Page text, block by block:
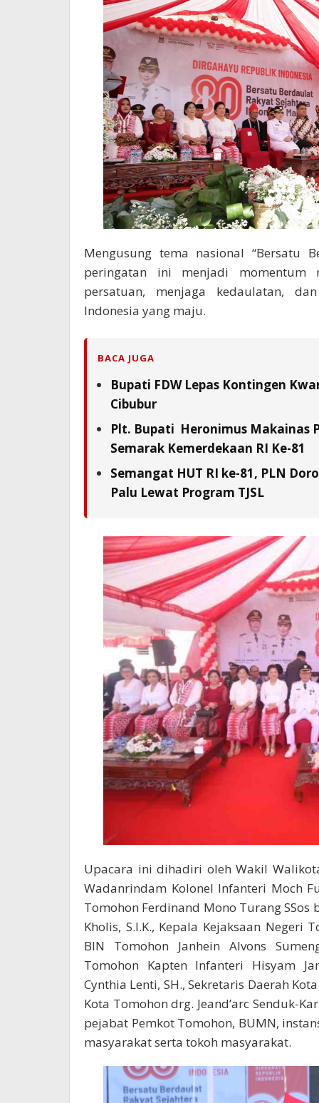
Mengusung tema nasional “Bersatu
peringatan ini menjadi momentum
persatuan, menjaga kedaulatan,
Indonesia yang maju.
BACA JUGA
Bupati FDW Lepas Kontingen
Cibubur
Plt. Bupati Heronimus Makainas
Semarak Kemerdekaan RI Ke-81
Semangat HUT RI ke-81, PLN
Palu Lewat Program TJSL
Upacara ini dihadiri oleh Wakil
Wadanrindam Kolonel Infanteri Moch
Tomohon Ferdinand Mono Turang SSos
Kholis, S.I.K., Kepala Kejaksaan Negeri
BIN Tomohon Janhein Alvons
Tomohon Kapten Infanteri Hisyam
Cynthia Lenti, SH., Sekretaris Daerah
Kota Tomohon drg. Jeand’arc Senduk-
pejabat Pemkot Tomohon, BUMN,
masyarakat serta tokoh masyarakat.